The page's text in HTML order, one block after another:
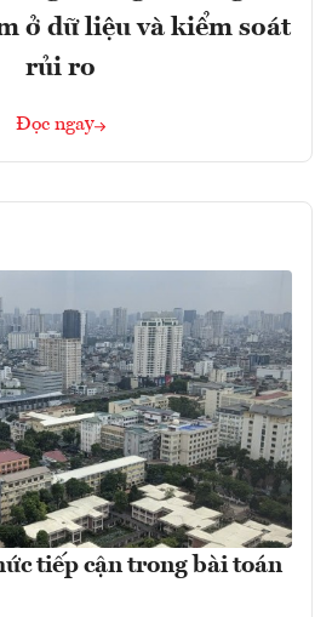
ở dữ liệu và kiểm soát
rủi ro
Đọc ngay
tiếp cận trong bài toán